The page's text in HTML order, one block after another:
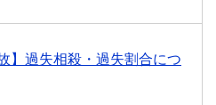
】過失相殺・過失割合につ